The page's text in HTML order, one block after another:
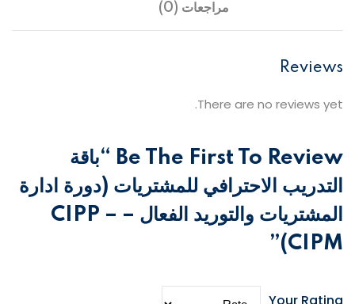
مراجعات (0)
Reviews
There are no reviews yet.
Be The First To Review “باقة
التدريب الاحترافي للمشتريات (دورة ادارة
المشتريات والتوريد الفعال – CIPP –
CIPM)”
Your Rating